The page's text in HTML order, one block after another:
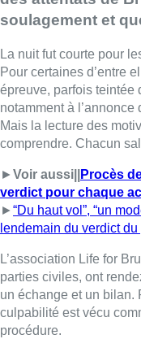
lendemain du verdict du
parties civiles, ont
un échange et un bilan.
culpabilité est vécu
procédure.
►Reportage de
►Tous nos articles
Bruxelles
Lire aussi :
À
des lieux